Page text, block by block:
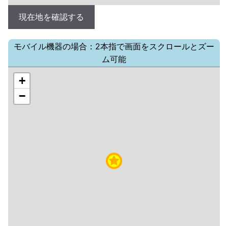
現在地を確認する
モバイル機器の場合：2本指で画面をスクロールとズー
ム可能
+
−